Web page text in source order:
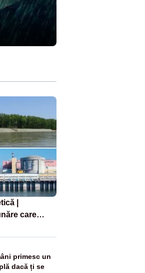
|
care
era
Ceaușescu
primesc un
dacă ți se